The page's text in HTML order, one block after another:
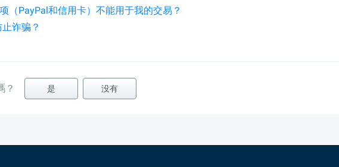
（PayPal和信用卡）不能用于我的交易？
诈骗？
？ 是 没有